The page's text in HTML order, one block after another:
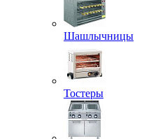
Шашлычницы
Тостеры